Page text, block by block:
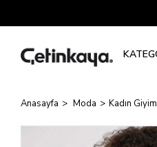
Anasayfa Moda Kadın Giyim